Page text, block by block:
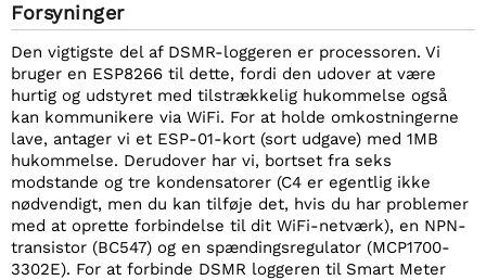
Forsyninger
Den vigtigste del af DSMR-loggeren er processoren. Vi
bruger en ESP8266 til dette, fordi den udover at være
hurtig og udstyret med tilstrækkelig hukommelse også
kan kommunikere via WiFi. For at holde omkostningerne
lave, antager vi et ESP-01-kort (sort udgave) med 1MB
hukommelse. Derudover har vi, bortset fra seks
modstande og tre kondensatorer (C4 er egentlig ikke
nødvendigt, men du kan tilføje det, hvis du har problemer
med at oprette forbindelse til dit WiFi-netværk), en NPN-
transistor (BC547) og en spændingsregulator (MCP1700-
3302E). For at forbinde DSMR loggeren til Smart Meter